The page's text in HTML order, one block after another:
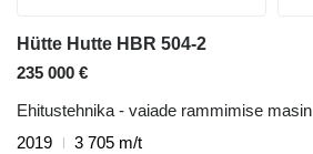
Hütte Hutte HBR 504-2
235 000 €
Ehitustehnika - vaiade rammimise masin
2019
3 705 m/t